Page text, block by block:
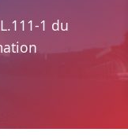
1 du